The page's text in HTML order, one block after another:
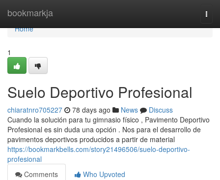
bookmarkja
Home
Home
1
Suelo Deportivo Profesional
chiaratnro705227 78 days ago News
Discuss
Cuando la solución para tu gimnasio físico , Pavimento Deportivo
Profesional es sin duda una opción . Nos para el desarrollo de
pavimentos deportivos producidos a partir de material
https://bookmarkbells.com/story21496506/suelo-deportivo-
profesional
Comments
Who Upvoted